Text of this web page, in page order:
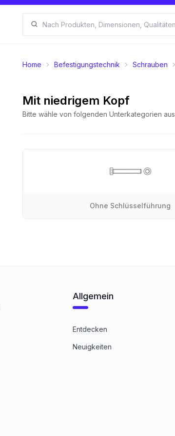
Home Befestigungstechnik Schrauben
Mit niedrigem Kopf
Bitte wähle von folgenden Unterkategorien aus
Ohne Schlüsselführung
Allgemein
Entdecken
Neuigkeiten